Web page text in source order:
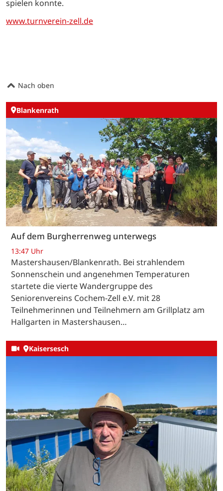
spielen konnte.
www.turnverein-zell.de
Nach oben
Blankenrath
Auf dem Burgherrenweg unterwegs
13:47 Uhr
Mastershausen/Blankenrath. Bei strahlendem
Sonnenschein und angenehmen Temperaturen
startete die vierte Wandergruppe des
Seniorenvereins Cochem-Zell e.V. mit 28
Teilnehmerinnen und Teilnehmern am Grillplatz am
Hallgarten in Mastershausen…
Kaisersesch